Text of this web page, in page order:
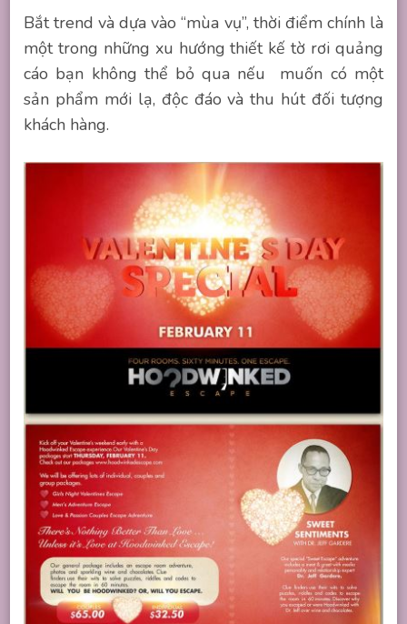
Bắt trend và dựa vào “mùa vụ”, thời điểm chính là
một trong những xu hướng thiết kế tờ rơi quảng
cáo bạn không thể bỏ qua nếu muốn có một
sản phẩm mới lạ, độc đáo và thu hút đối tượng
khách hàng.